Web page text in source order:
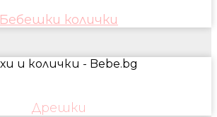
Бебешки колички
Дрешки